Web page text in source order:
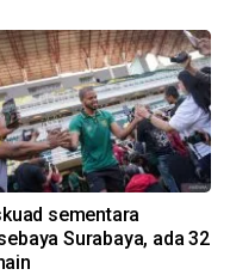
sementara
Surabaya, ada 32